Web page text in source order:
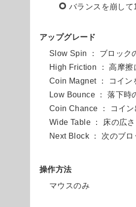
バランスを崩して
アップグレード
Slow Spin ： ブロック
High Friction ： 高摩擦
Coin Magnet ： コイン
Low Bounce ： 落下時
Coin Chance ： コイ
Wide Table ： 床の広
Next Block ： 次のブロ
操作方法
マウスのみ